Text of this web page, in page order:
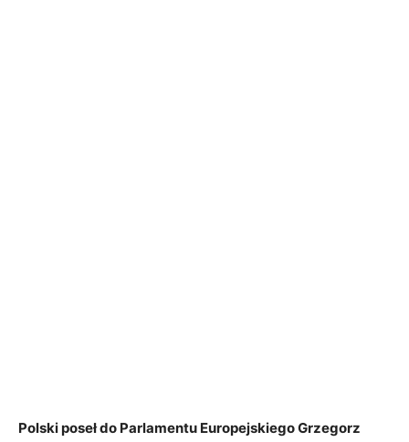
Polski poseł do Parlamentu Europejskiego Grzegorz